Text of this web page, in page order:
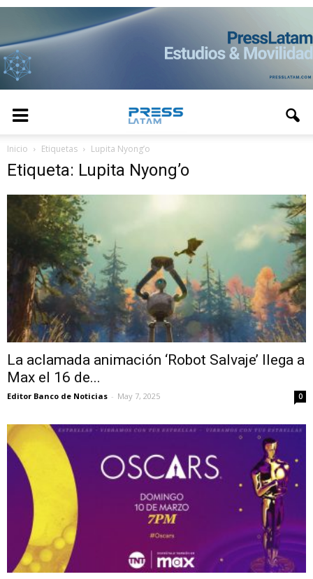
Inicio Etiquetas Lupita Nyong’o
Etiqueta: Lupita Nyong’o
La aclamada animación ‘Robot Salvaje’ llega a
Max el 16 de...
Editor Banco de Noticias - May 7, 2025 0